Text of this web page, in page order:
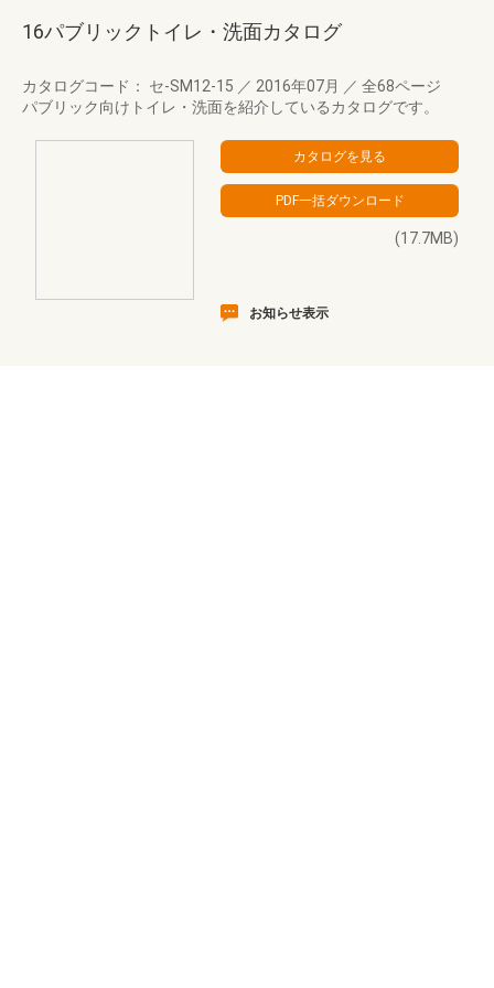
16パブリックトイレ・洗面カタログ
カタログコード： セ-SM12-15 ／ 2016年07月 ／ 全68ページ
パブリック向けトイレ・洗面を紹介しているカタログです。
(17.7MB)
お知らせ表示